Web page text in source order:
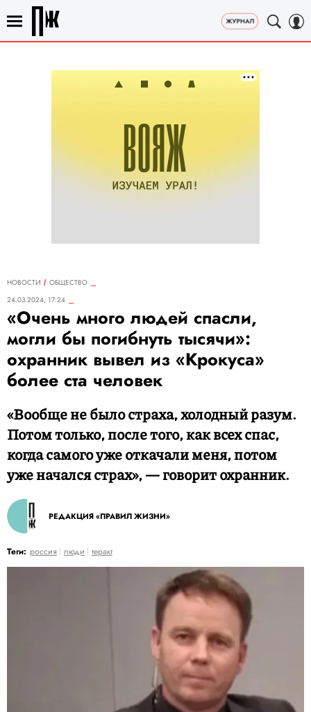
НОВОСТИ
ОБЩЕСТВО
24.03.2024, 17:24
«Очень много людей спасли,
могли бы погибнуть тысячи»:
охранник вывел из «Крокуса»
более ста человек
«Вообще не было страха, холодный разум.
Потом только, после того, как всех спас,
когда самого уже откачали меня, потом
уже начался страх», — говорит охранник.
РЕДАКЦИЯ «ПРАВИЛ ЖИЗНИ»
Теги: россия люди теракт